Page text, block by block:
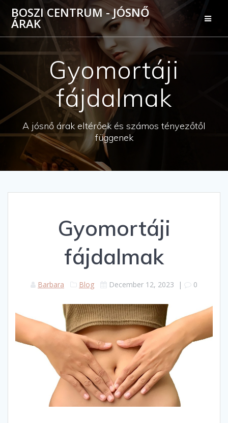
Skip
to
content
BOSZI CENTRUM - JÓSNŐ
ÁRAK
Gyomortáji
fájdalmak
A jósnő árak eltérőek és számos tényezőtől
függenek
Gyomortáji
fájdalmak
Barbara Blog December 12, 2023 | 0